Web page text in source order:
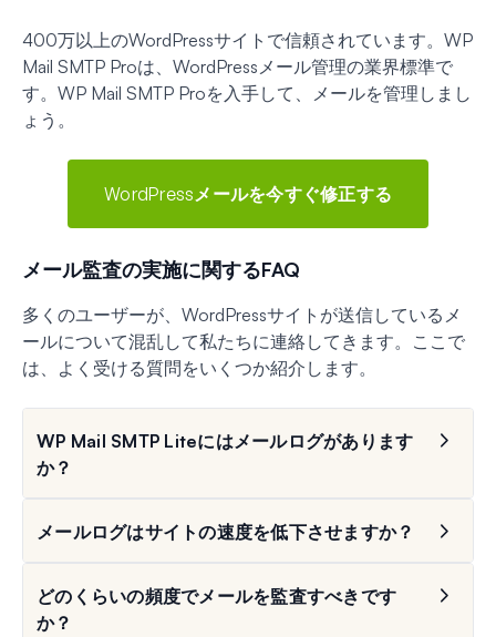
400万以上のWordPressサイトで信頼されています。WP
Mail SMTP Proは、WordPressメール管理の業界標準で
す。WP Mail SMTP Proを入手して、メールを管理しまし
ょう。
WordPressメールを今すぐ修正する
メール監査の実施に関するFAQ
多くのユーザーが、WordPressサイトが送信しているメ
ールについて混乱して私たちに連絡してきます。ここで
は、よく受ける質問をいくつか紹介します。
WP Mail SMTP Liteにはメールログがあります
か？
メールログはサイトの速度を低下させますか？
どのくらいの頻度でメールを監査すべきです
か？